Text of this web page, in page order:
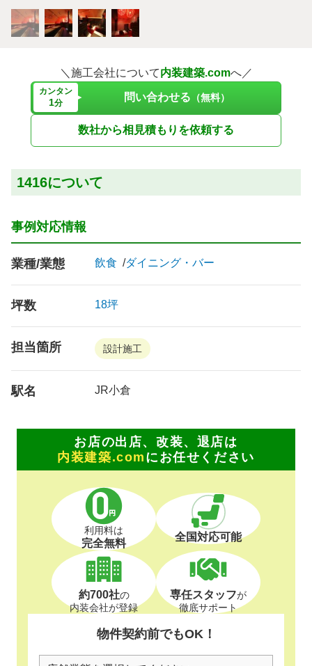
＼施工会社について内装建築.comへ／
カンタン
1分 問い合わせる （無料）
数社から相見積もりを依頼する
1416について
事例対応情報
業種/業態 飲食 ダイニング・バー
坪数 18坪
担当箇所 設計施工
駅名 JR小倉
お店の出店、改装、退店は
内装建築.com にお任せください
利用料は
完全無料 全国対応可能
約700社の
内装会社が登録
専任スタッフが
徹底サポート
物件契約前でもOK！